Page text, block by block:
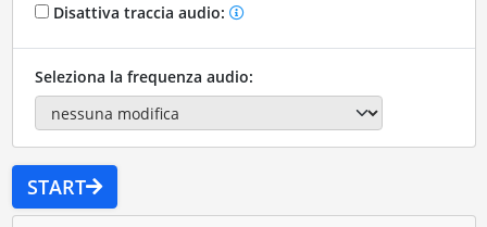
Disattiva traccia audio:
Seleziona la frequenza audio:
START